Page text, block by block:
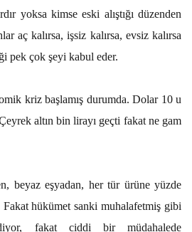
yoksa kimse eski alıştığı düzenden
aç kalırsa, işsiz kalırsa, evsiz kalırsa
pek çok şeyi kabul eder.
kriz başlamış durumda. Dolar 10 u
altın bin lirayı geçti fakat ne gam
beyaz eşyadan, her tür ürüne yüzde
Fakat hükümet sanki muhalafetmiş gibi
fakat ciddi bir müdahalede